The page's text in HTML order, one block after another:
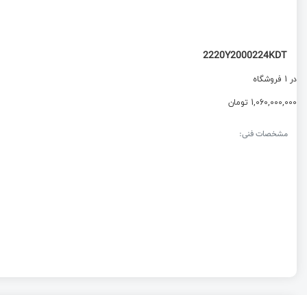
2220Y2000224KDT
در 1 فروشگاه
1,060,000,000 تومان
مشخصات فنی: